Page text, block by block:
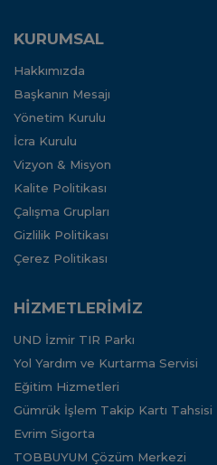
KURUMSAL
Hakkımızda
Başkanın Mesajı
Yönetim Kurulu
İcra Kurulu
Vizyon & Misyon
Kalite Politikası
Çalışma Grupları
Gizlilik Politikası
Çerez Politikası
HİZMETLERİMİZ
UND İzmir TIR Parkı
Yol Yardım ve Kurtarma Servisi
Eğitim Hizmetleri
Gümrük İşlem Takip Kartı
Evrim Sigorta
TOBBUYUM Çözüm Merkezi